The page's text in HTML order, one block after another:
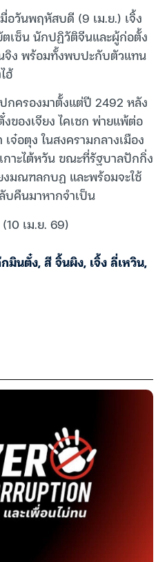
อวันพฤหัสบดี (9 เม.ย.) เจิ้ง
ตเซ็น นักปฏิวัติจีนและผู้ก่อตั้ง
ง พร้อมทั้งพบปะกับตัวแทน
ฮ้
กครองมาตั้งแต่ปี 2492 หลัง
ของเจียง ไคเชก พ่ายแพ้ต่อ
จ๋อตุง ในสงครามกลางเมือง
าะไต้หวัน ขณะที่รัฐบาลปักกิ่ง
งมณฑลกบฏ และพร้อมจะใช้
คืนมาหากจำเป็น
เม.ย. 69)
มินตั๋ง,สี จิ้นผิง, เจิ้ง ลี่เหวิน,